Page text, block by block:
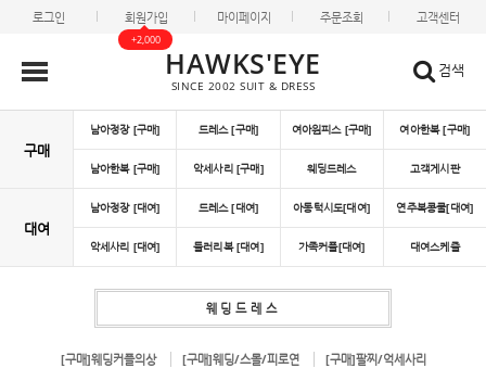
로그인 회원가입
+2,000
마이페이지 주문조회 고객센터
HAWKS'EYE
SINCE 2002 SUIT & DRESS
검색
구매
남아정장 [구매] 드레스 [구매] 여아원피스 [구매] 여아한복 [구매]
남아한복 [구매] 악세사리 [구매] 웨딩드레스 고객게시판
대여
남아정장 [대여] 드레스 [대여] 아동턱시도[대여] 연주복콩쿨[대여]
악세사리 [대여] 들러리복 [대여] 가족커플[대여] 대여스케쥴
웨딩드레스
[구매]웨딩커플의상 [구매]웨딩/스몰/피로연 [구매]팔찌/억세사리